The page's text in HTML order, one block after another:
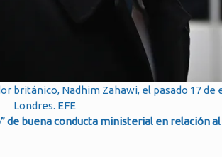
británico, Nadhim Zahawi, el pasado 17 de
Londres. EFE
de buena conducta ministerial en relación